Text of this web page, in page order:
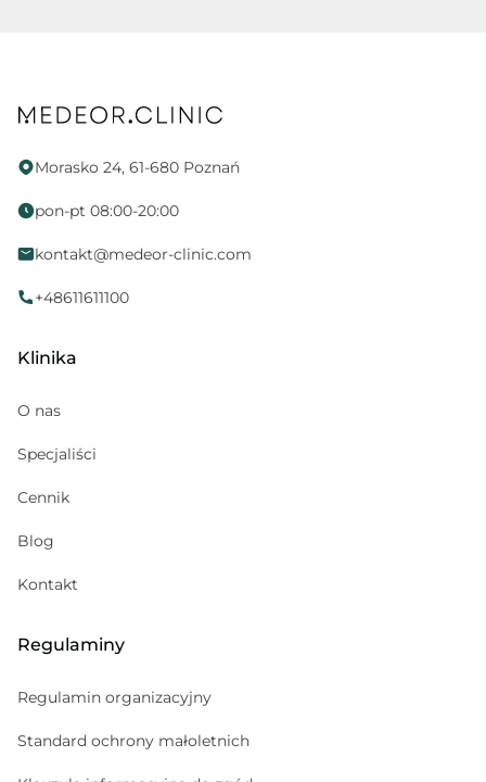
Proktolog
Fizjoterapia uroginekologiczna
Ortopeda
Położna
Neurologopeda
Medycyna sportowa
Pediatria
Gabinet zabiegowy
Psychoterapeuta
Morasko 24, 61-680 Poznań
pon-pt 08:00-20:00
kontakt@medeor-clinic.com
+48611611100
Klinika
O nas
Specjaliści
Cennik
Blog
Kontakt
Regulaminy
Regulamin organizacyjny
Standard ochrony małoletnich